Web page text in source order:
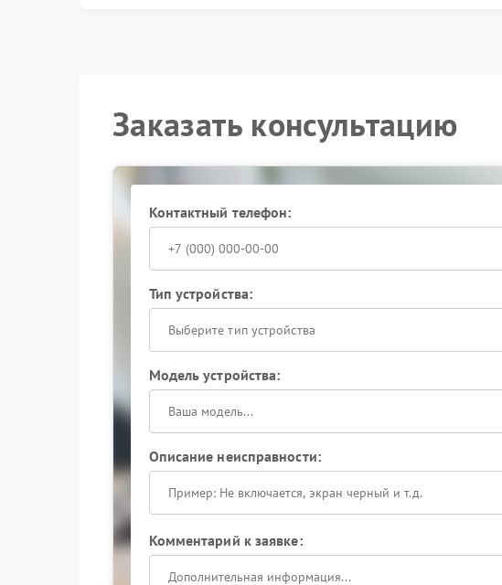
Заказать консультацию
Контактный телефон:
Тип устройства:
Выберите тип устройства
Модель устройства:
Описание неисправности:
Комментарий к заявке: